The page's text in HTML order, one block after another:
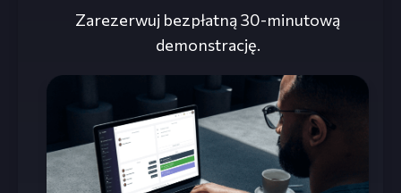
Zarezerwuj bezpłatną 30-minutową
demonstrację.